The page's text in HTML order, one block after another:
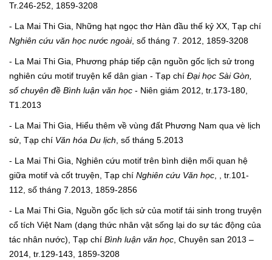
Tr.246-252, 1859-3208
- La Mai Thi Gia, Những hạt ngọc thơ Hàn đầu thế kỷ XX, Tạp chí
Nghiên cứu văn học nước ngoài, số tháng 7. 2012, 1859-3208
- La Mai Thi Gia, Phương pháp tiếp cận nguồn gốc lịch sử trong
nghiên cứu motif truyện kể dân gian - Tạp chí Đại học Sài Gòn,
số chuyên đề Bình luận văn học - Niên giám 2012, tr.173-180,
T1.2013
- La Mai Thi Gia, Hiểu thêm về vùng đất Phương Nam qua vè lịch
sử, Tạp chí Văn hóa Du lịch, số tháng 5.2013
- La Mai Thi Gia, Nghiên cứu motif trên bình diện mối quan hệ
giữa motif và cốt truyện, Tạp chí Nghiên cứu Văn học, , tr.101-
112, số tháng 7.2013, 1859-2856
- La Mai Thi Gia, Nguồn gốc lịch sử của motif tái sinh trong truyện
cổ tích Việt Nam (dạng thức nhân vật sống lại do sự tác động của
tác nhân nước), Tạp chí Bình luận văn học, Chuyên san 2013 –
2014, tr.129-143, 1859-3208